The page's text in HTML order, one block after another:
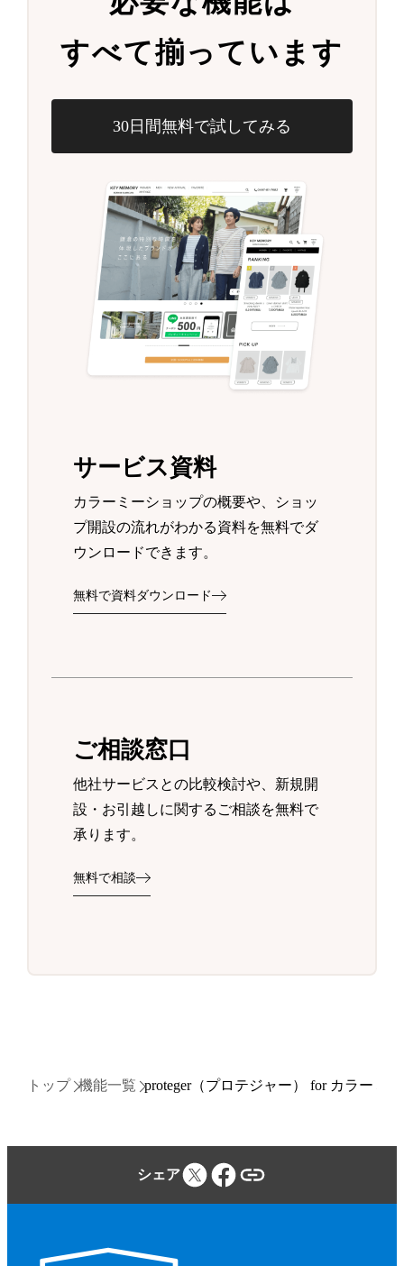
すべて揃っています
30日間無料で試してみる
サービス資料
カラーミーショップの概要や、ショッ
プ開設の流れがわかる資料を無料でダ
ウンロードできます。
無料で資料ダウンロード
ご相談窓口
他社サービスとの比較検討や、新規開
設・お引越しに関するご相談を無料で
承ります。
無料で相談
トップ 機能一覧 proteger（プロテジャー） for カラーミ
シェア